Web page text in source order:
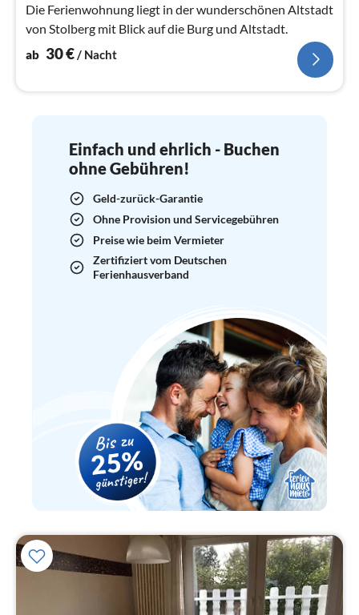
Die Ferienwohnung liegt in der wunderschönen Altstadt
von Stolberg mit Blick auf die Burg und Altstadt.
ab 30€/ Nacht
Einfach und ehrlich - Buchen
ohne Gebühren!
Geld-zurück-Garantie
Ohne Provision und Servicegebühren
Preise wie beim Vermieter
Zertifiziert vom Deutschen
Ferienhausverband